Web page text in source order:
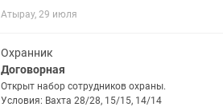
окружающей среды (ПБ, ОТ и ООС).
Атырау, 29 июля
Охранник
Договорная
Открыт набор сотрудников охраны.
Условия: Вахта 28/28, 15/15, 14/14